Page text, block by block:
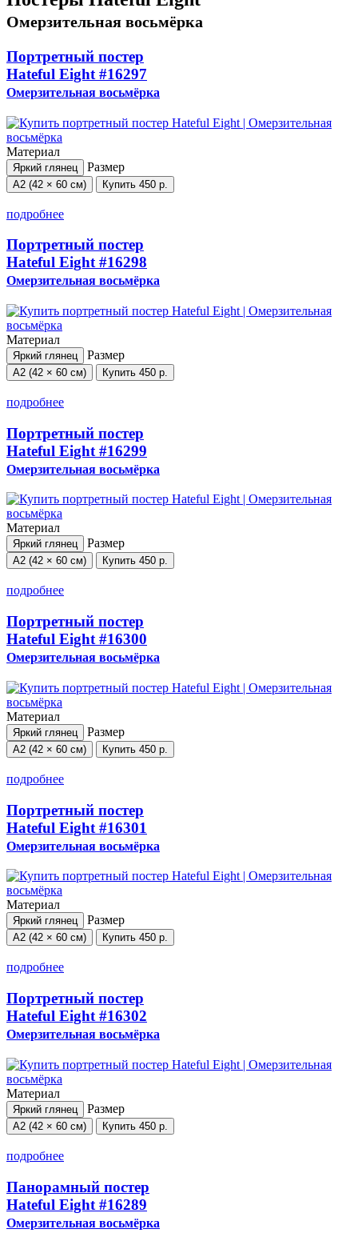
Омерзительная восьмёрка
Портретный постер
Hateful Eight #16297
Омерзительная восьмёрка
Материал
Яркий глянец Размер
А2 (42 × 60 см) Купить 450 р.
подробнее
Портретный постер
Hateful Eight#16298
Омерзительная восьмёрка
Материал
Яркий глянец Размер
А2 (42 × 60 см) Купить 450 р.
подробнее
Портретный постер
Hateful Eight #16299
Омерзительная восьмёрка
Материал
Яркий глянец Размер
А2 (42 × 60 см) Купить 450 р.
подробнее
Портретный постер
Hateful Eight #16300
Омерзительная восьмёрка
Материал
Яркий глянец Размер
А2 (42 × 60 см) Купить 450 р.
подробнее
Портретный постер
Hateful Eight #16301
Омерзительная восьмёрка
Материал
Яркий глянец Размер
А2 (42 × 60 см) Купить 450 р.
подробнее
Портретный постер
Hateful Eight #16302
Омерзительная восьмёрка
Материал
Яркий глянец Размер
А2 (42 × 60 см) Купить 450 р.
подробнее
Панорамный постер
Hateful Eight #16289
Омерзительная восьмёрка